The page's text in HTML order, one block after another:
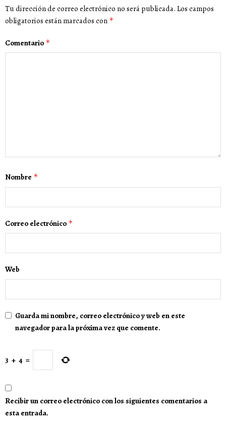
Tu dirección de correo electrónico no será publicada. Los campos
obligatorios están marcados con *
Comentario *
Nombre *
Correo electrónico *
Web
Guarda mi nombre, correo electrónico y web en este
navegador para la próxima vez que comente.
3 + 4 =
Recibir un correo electrónico con los siguientes comentarios a
esta entrada.